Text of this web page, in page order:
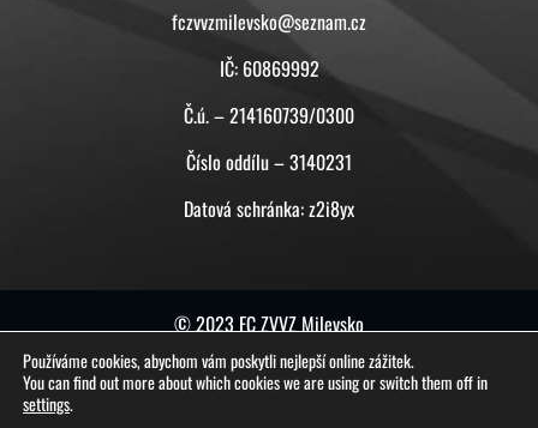
fczvvzmilevsko@seznam.cz
IČ: 60869992
Č.ú. – 214160739/0300
Číslo oddílu – 3140231
Datová schránka: z2i8yx
© 2023 FC ZVVZ Milevsko
tuto stránku vytvořil a spravujeON-BOARD
Používáme cookies, abychom vám poskytli nejlepší online zážitek.
You can find out more about which cookies we are using or switch them off in
settings.